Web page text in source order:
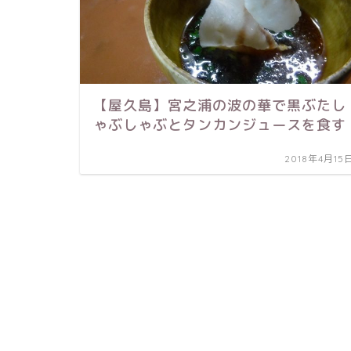
【屋久島】宮之浦の波の華で黒ぶたし
ゃぶしゃぶとタンカンジュースを食す
2018年4月15